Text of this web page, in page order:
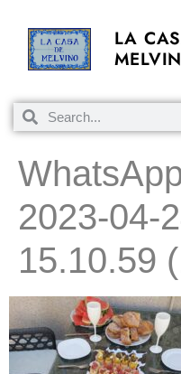
LA
2023-04-
15.10.59